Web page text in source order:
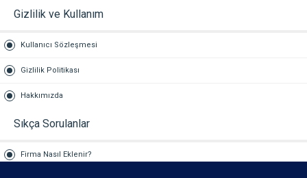
Gizlilik ve Kullanım
Kullanıcı Sözleşmesi
Gizlilik Politikası
Hakkımızda
Sıkça Sorulanlar
Firma Nasıl Eklenir?